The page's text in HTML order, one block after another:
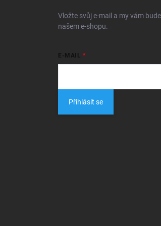
Vložte svůj e-mail a my vám
našem e-shopu.
E-MAIL
Přihlásit se